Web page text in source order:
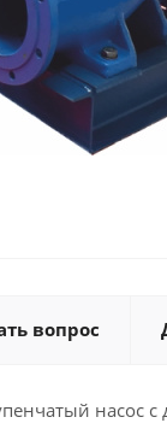
вопрос
насос